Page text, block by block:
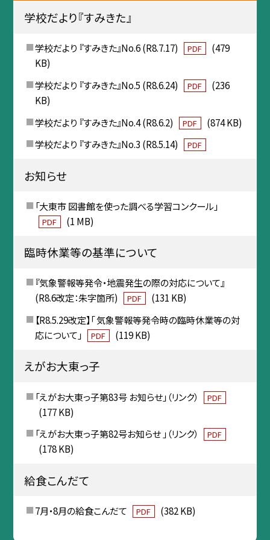
学校だより『すみきた』
学校だより 『すみきた』No.6 (R8.7.17) PDF
(479
KB)
学校だより 『すみきた』No.5 (R8.6.24)
PDF
(236
KB)
学校だより 『すみきた』No.4 (R8.6.2)
PDF
(874 KB)
学校だより 『すみきた』No.3 (R8.5.14)
PDF
お知らせ
「大東市 図書館を使った調べる学習コンクール」
PDF (1 MB)
臨時休業等の基準について
『気象警報等発令・地震発生の際の対応について』
(R8.6改定：朱字箇所)
PDF
(131 KB)
【R8.5.29改定】「 気象警報等発令時の臨時休業等の対
応について」
PDF (119 KB)
えがお大東っ子
「えがお大東っ子第83号 お知らせ」（リンク） PDF
(177 KB)
「えがお大東っ子第82号お知らせ 」（リンク）
PDF
(178 KB)
給食こんだて
7月・8月の給食こんだて PDF (382 KB)